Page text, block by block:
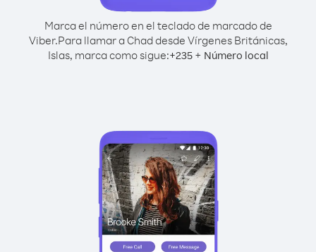
Marca el número en el teclado de marcado de
Viber.Para llamar a Chad desde Vírgenes Británicas,
Islas, marca como sigue:+235+ Número local